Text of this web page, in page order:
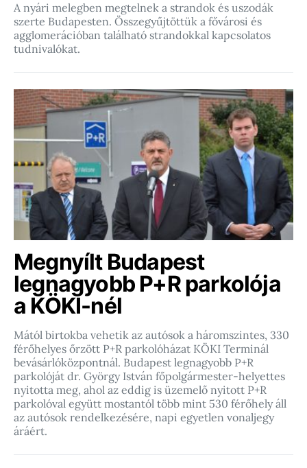
A nyári melegben megtelnek a strandok és uszodák
szerte Budapesten. Összegyűjtöttük a fővárosi és
agglomerációban található strandokkal kapcsolatos
tudnivalókat.
Megnyílt Budapest
legnagyobb P+R parkolója
a KÖKI-nél
Mától birtokba vehetik az autósok a háromszintes, 330
férőhelyes őrzött P+R parkolóházat KÖKI Terminál
bevásárlóközpontnál. Budapest legnagyobb P+R
parkolóját dr. György István főpolgármester-helyettes
nyitotta meg, ahol az eddig is üzemelő nyitott P+R
parkolóval együtt mostantól több mint 530 férőhely áll
az autósok rendelkezésére, napi egyetlen vonaljegy
áráért.